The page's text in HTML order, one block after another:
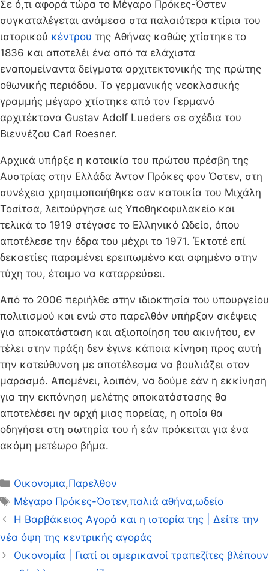
Σε ό,τι αφορά τώρα το Μέγαρο Πρόκες-Όστεν
συγκαταλέγεται ανάμεσα στα παλαιότερα κτίρια του
ιστορικού κέντρου της Αθήνας καθώς χτίστηκε το
1836 και αποτελέι ένα από τα ελάχιστα
εναπομείναντα δείγματα αρχιτεκτονικής της πρώτης
οθωνικής περιόδου. Το γερμανικής νεοκλασικής
γραμμής μέγαρο χτίστηκε από τον Γερμανό
αρχιτέκτονα Gustav Adolf Lueders σε σχέδια του
Βιεννέζου Carl Roesner.
Αρχικά υπήρξε η κατοικία του πρώτου πρέσβη της
Αυστρίας στην Ελλάδα Άντον Πρόκες φον Όστεν, στη
συνέχεια χρησιμοποιήθηκε σαν κατοικία του Μιχάλη
Τοσίτσα, λειτούργησε ως Υποθηκοφυλακείο και
τελικά το 1919 στέγασε το Ελληνικό Ωδείο, όπου
αποτέλεσε την έδρα του μέχρι το 1971. Έκτοτέ επί
δεκαετίες παραμένει ερειπωμένο και αφημένο στην
τύχη του, έτοιμο να καταρρεύσει.
Από το 2006 περιήλθε στην ιδιοκτησία του υπουργείου
πολιτισμού και ενώ στο παρελθόν υπήρξαν σκέψεις
για αποκατάσταση και αξιοποίηση του ακινήτου, εν
τέλει στην πράξη δεν έγινε κάποια κίνηση προς αυτή
την κατεύθυνση με αποτέλεσμα να βουλιάζει στον
μαρασμό. Απομένει, λοιπόν, να δούμε εάν η εκκίνηση
για την εκπόνηση μελέτης αποκατάστασης θα
αποτελέσει ην αρχή μιας πορείας, η οποία θα
οδηγήσει στη σωτηρία του ή εάν πρόκειται για ένα
ακόμη μετέωρο βήμα.
Κατηγορίες
Οικονομια,Παρελθον
Ετικέτες
Μέγαρο Πρόκες-Όστεν,παλιά αθήνα,ωδείο
Η Βαρβάκειος Αγορά και η ιστορία της | Δείτε την
νέα όψη της κεντρικής αγοράς
Οικονομία | Γιατί οι αμερικανοί τραπεζίτες βλέπουν